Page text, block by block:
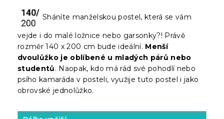
Sháníte manželskou postel, která se vám
vejde i do malé ložnice nebo garsonky?! Právě
rozměr 140 x 200 cm bude ideální. Menší
dvoulůžko je oblíbené u mladých párů nebo
studentů. Naopak, kdo má rád své pohodlí nebo
psího kamaráda v posteli, využije tuto postel i jako
obrovské jednolůžko.